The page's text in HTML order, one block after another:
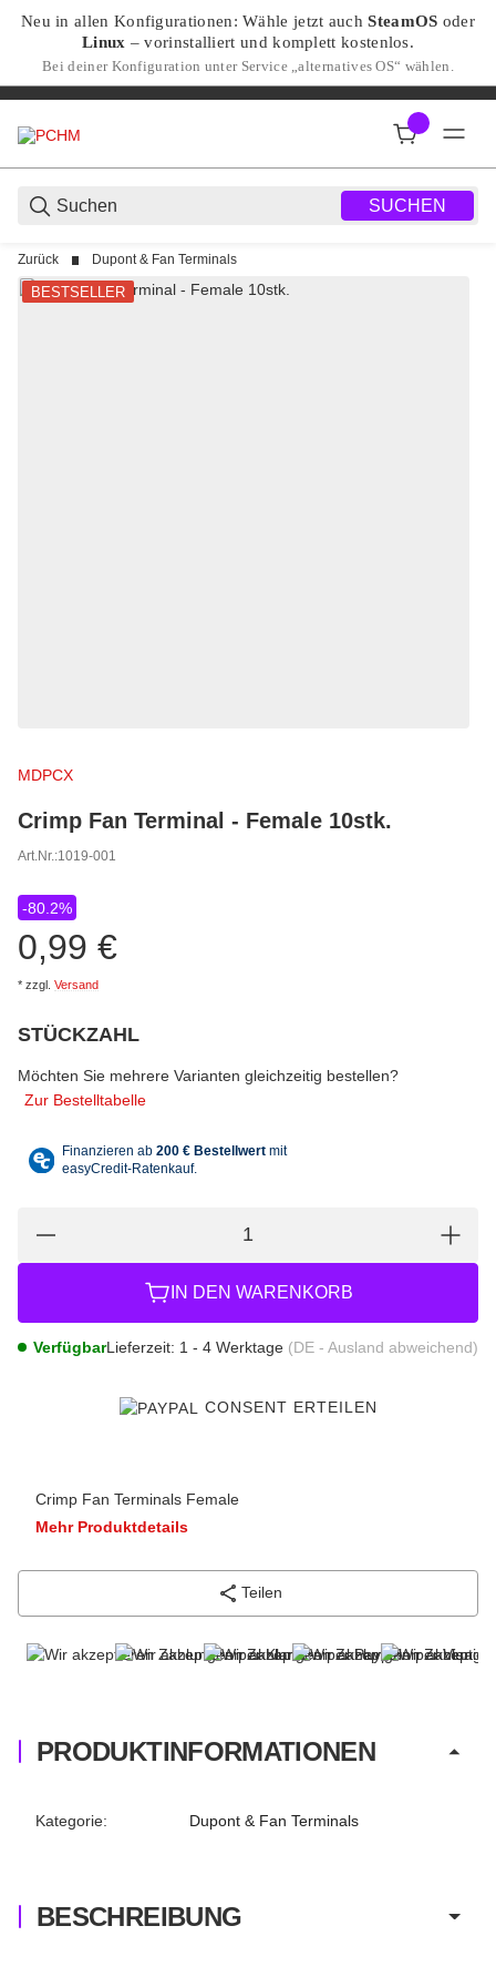
Neu in allen Konfigurationen: Wähle jetzt auchSteamOS oder
Linux – vorinstalliert und komplett kostenlos.
Bei deiner Konfiguration unter Service „alternatives OS“ wählen.
SUCHEN
Zurück Dupont & Fan Terminals
BESTSELLER
MDPCX
Crimp Fan Terminal - Female 10stk.
Art.Nr.:1019-001
-80.2%
0,99 €
* zzgl. Versand
STÜCKZAHL
Möchten Sie mehrere Varianten gleichzeitig bestellen?
Zur Bestelltabelle
IN DEN WARENKORB
VerfügbarLieferzeit: 1 - 4 Werktage (DE - Ausland abweichend)
CONSENT ERTEILEN
Crimp Fan Terminals Female
Mehr Produktdetails
Teilen
PRODUKTINFORMATIONEN
Produkteigenschaft
Wert
Kategorie: Dupont & Fan Terminals
BESCHREIBUNG